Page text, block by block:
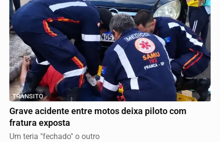
TRÂNSITO
Grave acidente entre motos deixa piloto com
fratura exposta
Um teria "fechado" o outro